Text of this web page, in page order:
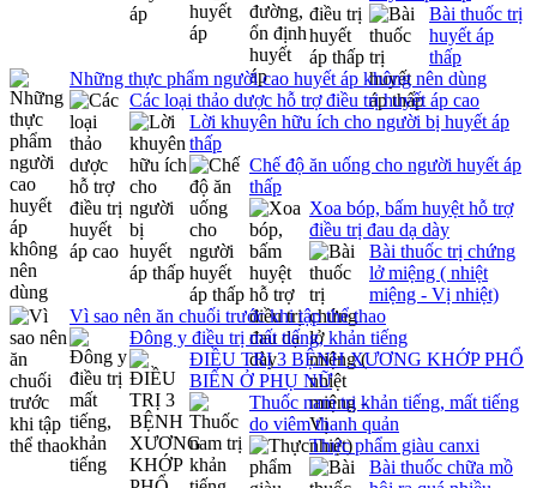
Bài thuốc trị
huyết áp
thấp
Những thực phẩm người cao huyết áp không nên dùng
Các loại thảo dược hỗ trợ điều trị huyết áp cao
Lời khuyên hữu ích cho người bị huyết áp
thấp
Chế độ ăn uống cho người huyết áp
thấp
Xoa bóp, bấm huyệt hỗ trợ
điều trị đau dạ dày
Bài thuốc trị chứng
lở miệng ( nhiệt
miệng - Vị nhiệt)
Vì sao nên ăn chuối trước khi tập thể thao
Đông y điều trị mất tiếng, khản tiếng
ĐIỀU TRỊ 3 BỆNH XƯƠNG KHỚP PHỔ
BIẾN Ở PHỤ NỮ
Thuốc nam trị khản tiếng, mất tiếng
do viêm thanh quản
Thực phẩm giàu canxi
Bài thuốc chữa mồ